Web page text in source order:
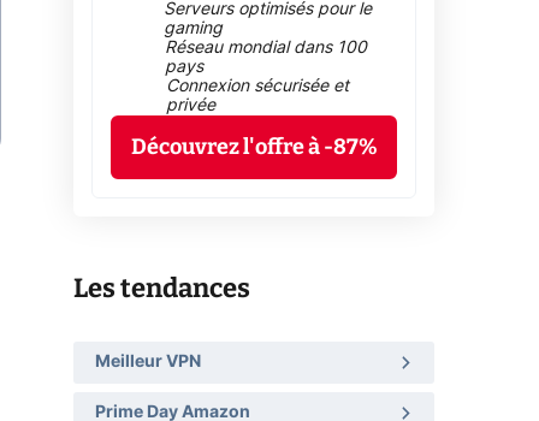
Serveurs optimisés pour le
gaming
Réseau mondial dans 100
pays
Connexion sécurisée et
privée
Découvrez l'offre à -87%
Les tendances
Meilleur VPN
Prime Day Amazon